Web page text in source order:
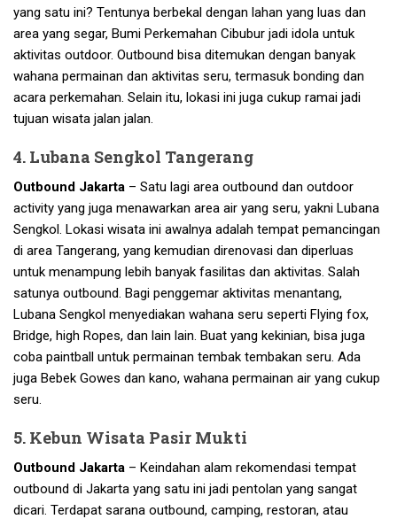
yang satu ini? Tentunya berbekal dengan lahan yang luas dan
area yang segar, Bumi Perkemahan Cibubur jadi idola untuk
aktivitas outdoor. Outbound bisa ditemukan dengan banyak
wahana permainan dan aktivitas seru, termasuk bonding dan
acara perkemahan. Selain itu, lokasi ini juga cukup ramai jadi
tujuan wisata jalan jalan.
4. Lubana Sengkol Tangerang
Outbound Jakarta – Satu lagi area outbound dan outdoor
activity yang juga menawarkan area air yang seru, yakni Lubana
Sengkol. Lokasi wisata ini awalnya adalah tempat pemancingan
di area Tangerang, yang kemudian direnovasi dan diperluas
untuk menampung lebih banyak fasilitas dan aktivitas. Salah
satunya outbound. Bagi penggemar aktivitas menantang,
Lubana Sengkol menyediakan wahana seru seperti Flying fox,
Bridge, high Ropes, dan lain lain. Buat yang kekinian, bisa juga
coba paintball untuk permainan tembak tembakan seru. Ada
juga Bebek Gowes dan kano, wahana permainan air yang cukup
seru.
5. Kebun Wisata Pasir Mukti
Outbound Jakarta – Keindahan alam rekomendasi tempat
outbound di Jakarta yang satu ini jadi pentolan yang sangat
dicari. Terdapat sarana outbound, camping, restoran, atau